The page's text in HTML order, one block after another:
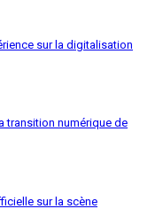
sur la digitalisation
transition numérique de
sur la scène